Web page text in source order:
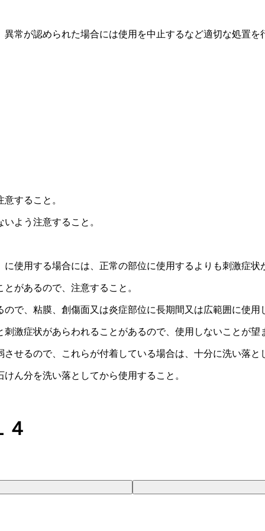
常が認められた場合には使用を中止するなど適切な処置を
すること。
よう注意すること。
使用する場合には、正常の部位に使用するよりも刺激症状
があるので、注意すること。
で、粘膜、創傷面又は炎症部位に長期間又は広範囲に使用
激症状があらわれることがあるので、使用しないことが望
せるので、これらが付着している場合は、十分に洗い落と
ん分を洗い落としてから使用すること。
４